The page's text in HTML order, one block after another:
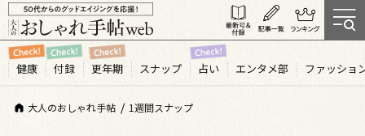
健康 付録 更年期 スナップ 占い エンタメ部 ファッショ
大人のおしゃれ手帖 1週間スナップ